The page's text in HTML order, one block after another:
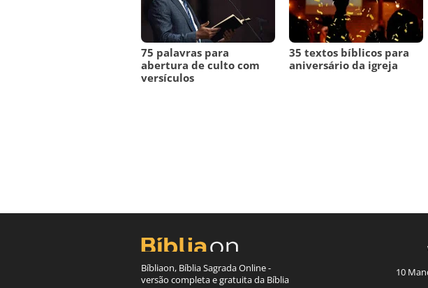
75 palavras para
abertura de culto com
versículos
35 textos bíblicos para
aniversário da igreja
Bíbliaon, Bíblia Sagrada Online -
versão completa e gratuita da Bíblia
10